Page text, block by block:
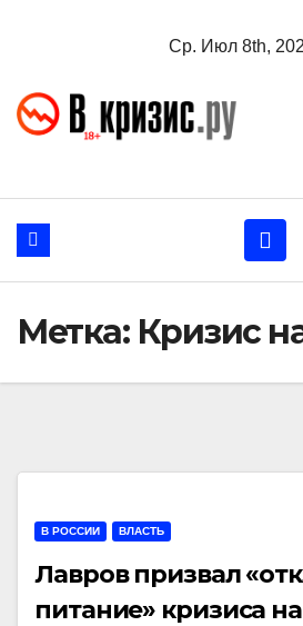
Ср. Июл 8th,
Метка: Кризис
В РОССИИ ВЛАСТЬ
Лавров призвал
питание» кризиса